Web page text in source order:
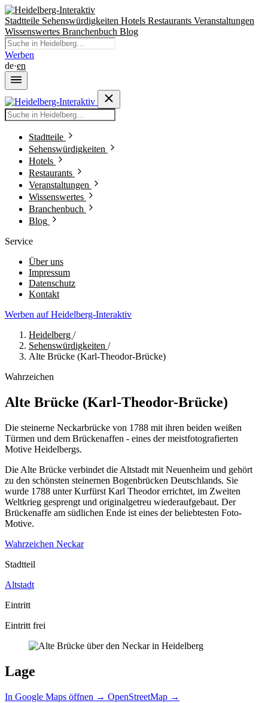
Stadtteile Sehenswürdigkeiten Hotels Restaurants Veranstaltungen
Wissenswertes Branchenbuch Blog
Werben
de·en
Stadtteile
Sehenswürdigkeiten
Hotels
Restaurants
Veranstaltungen
Wissenswertes
Branchenbuch
Blog
Service
Über uns
Impressum
Datenschutz
Kontakt
Werben auf Heidelberg-Interaktiv
Heidelberg /
Sehenswürdigkeiten /
Alte Brücke (Karl-Theodor-Brücke)
Wahrzeichen
Alte Brücke (Karl-Theodor-Brücke)
Die steinerne Neckarbrücke von 1788 mit ihren beiden weißen
Türmen und dem Brückenaffen - eines der meistfotografierten
Motive Heidelbergs.
Die Alte Brücke verbindet die Altstadt mit Neuenheim und gehört
zu den schönsten steinernen Bogenbrücken Deutschlands. Sie
wurde 1788 unter Kurfürst Karl Theodor errichtet, im Zweiten
Weltkrieg gesprengt und originalgetreu wiederaufgebaut. Der
Brückenaffe am südlichen Ende ist eines der beliebtesten Foto-
Motive.
Wahrzeichen Neckar
Stadtteil
Altstadt
Eintritt
Eintritt frei
Lage
In Google Maps öffnen → OpenStreetMap →